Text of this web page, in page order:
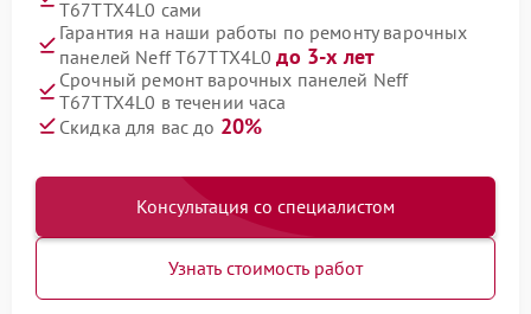
T67TTX4L0 сами
Гарантия на наши работы по ремонту варочных
панелей Neff T67TTX4L0до 3-х лет
Срочный ремонт варочных панелей Neff
T67TTX4L0 в течении часа
Скидка для вас до 20%
Консультация со специалистом
Узнать стоимость работ